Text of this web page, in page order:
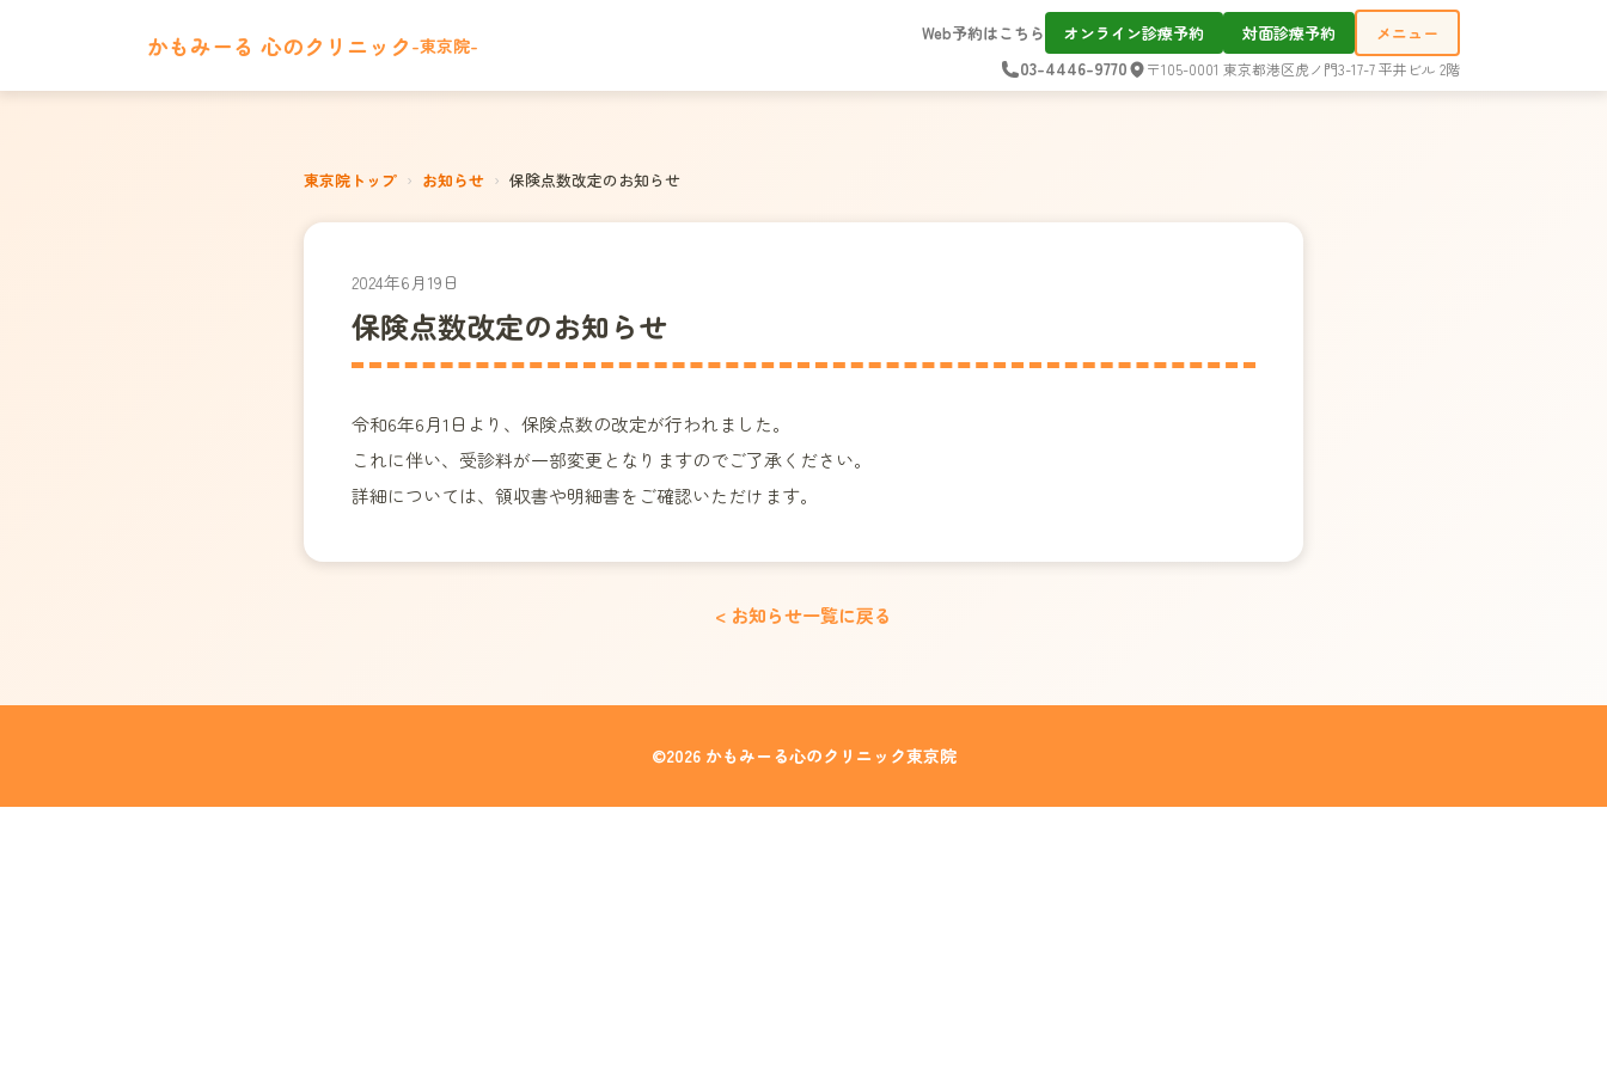
かもみーる 心のクリニック -東京院- Web予約はこちら オンライン診療予約 対面診療予約 メニュー
03-4446-9770 〒105-0001 東京都港区虎ノ門3-17-7 平井ビル 2階
東京院トップ › お知らせ › 保険点数改定のお知らせ
2024年6月19日
保険点数改定のお知らせ
令和6年6月1日より、保険点数の改定が行われました。
これに伴い、受診料が一部変更となりますのでご了承ください。
詳細については、領収書や明細書をご確認いただけます。
< お知らせ一覧に戻る
©2026かもみーる心のクリニック東京院